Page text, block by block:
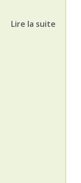
Lire la suite